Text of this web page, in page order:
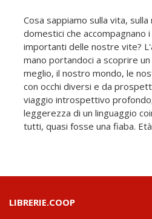
Cosa sappiamo sulla vita,
domestici che accompagnano
importanti delle nostre vite?
mano portandoci a scoprire
meglio, il nostro mondo, le
con occhi diversi e da
viaggio introspettivo
leggerezza di un linguaggio
tutti, quasi fosse una fiaba.
LIBRERIE.COOP